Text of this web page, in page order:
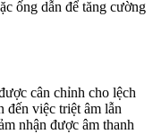
ống dẫn để tăng cường
cân chỉnh cho lệch
đến việc triệt âm lẫn
nhận được âm thanh